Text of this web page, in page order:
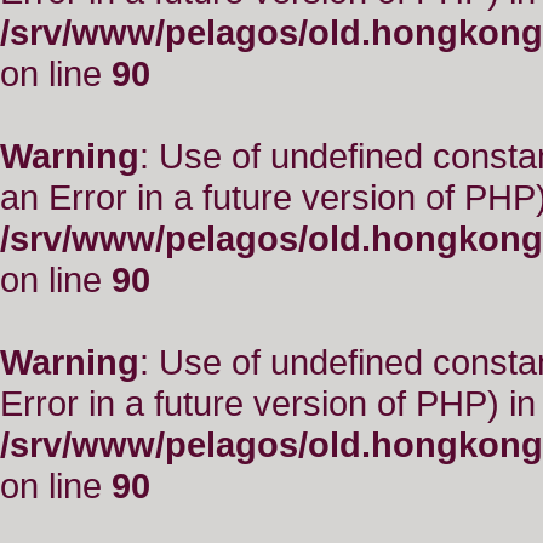
/srv/www/pelagos/
on line 90
Warning: Use of undefined
an Error in a future version of
/srv/www/pelagos/
on line 90
Warning: Use of undefined
Error in a future version of PHP) in
/srv/www/pelagos/
on line 90